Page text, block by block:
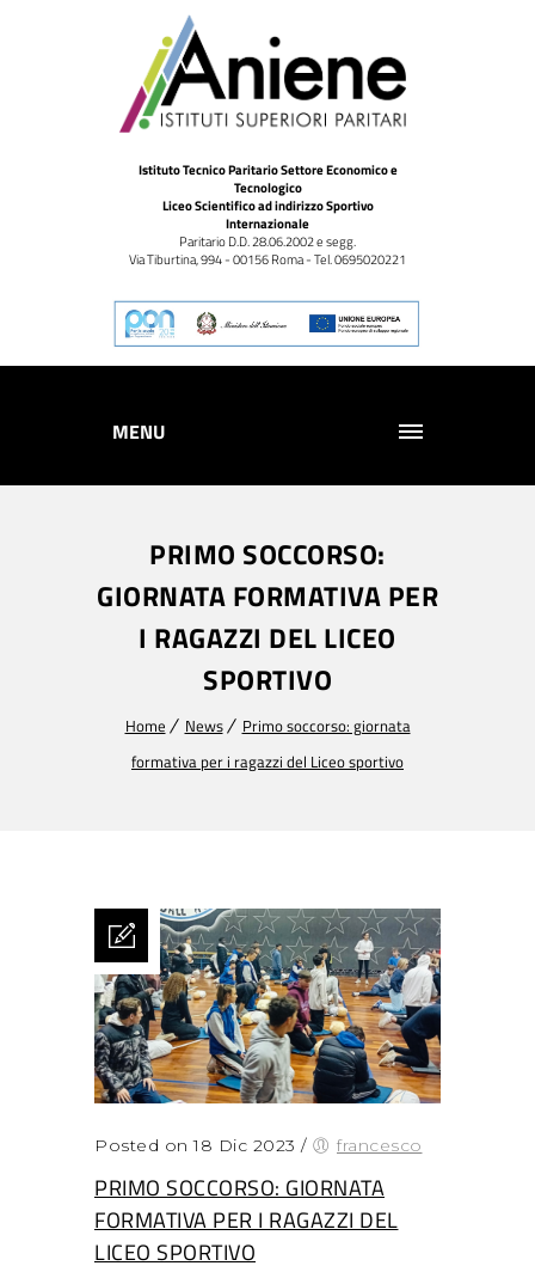
Istituto Tecnico Paritario Settore Economico e
Tecnologico
Liceo Scientifico ad indirizzo Sportivo
Internazionale
Paritario D.D. 28.06.2002 e segg.
Via Tiburtina, 994 - 00156 Roma - Tel. 0695020221
MENU
PRIMO SOCCORSO:
GIORNATA FORMATIVA PER
I RAGAZZI DEL LICEO
SPORTIVO
Home News
Primo soccorso: giornata
formativa per i ragazzi del Liceo sportivo
Posted on 18 Dic 2023 / francesco
PRIMO SOCCORSO: GIORNATA
FORMATIVA PER I RAGAZZI DEL
LICEO SPORTIVO